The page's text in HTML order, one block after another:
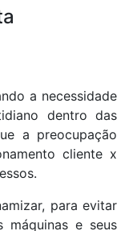
a necessidade
dentro das
a preocupação
cliente x
para evitar
máquinas e seus